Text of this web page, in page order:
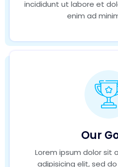
incididunt ut labore et
enim ad
Our
Lorem ipsum dolor sit
adipisicing elit, sed